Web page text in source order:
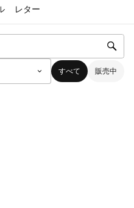
レター
すべて 販売中